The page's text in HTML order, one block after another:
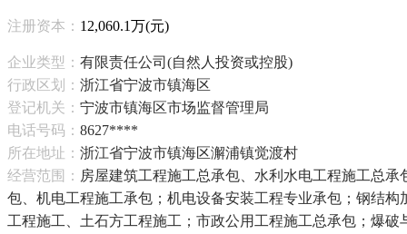
注册资本： 12,060.1万(元)
企业类型： 有限责任公司(自然人投资或控股)
行政区划： 浙江省宁波市镇海区
登记机关： 宁波市镇海区市场监督管理局
电话号码： 8627****
所在地址： 浙江省宁波市镇海区澥浦镇觉渡村
经营范围： 房屋建筑工程施工总承包、水利水电工程施工总
包、机电工程施工承包；机电设备安装工程专业承包；钢结
工程施工、土石方工程施工；市政公用工程施工总承包；爆